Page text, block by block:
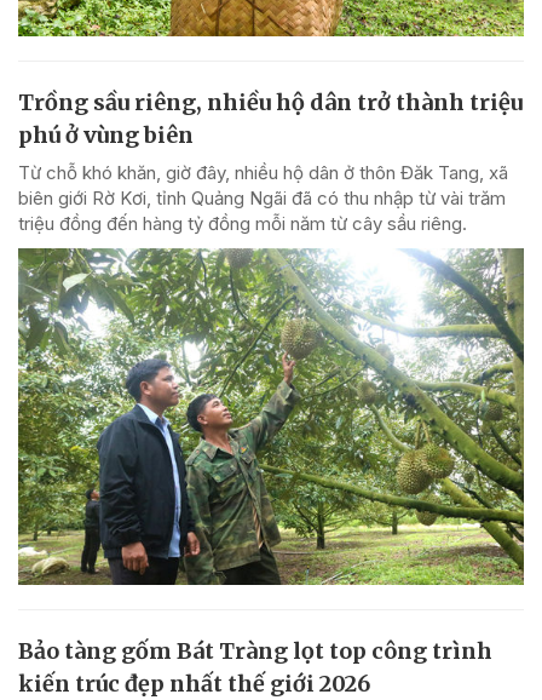
Trồng sầu riêng, nhiều hộ dân trở thành triệu
phú ở vùng biên
Từ chỗ khó khăn, giờ đây, nhiều hộ dân ở thôn Đăk Tang, xã
biên giới Rờ Kơi, tỉnh Quảng Ngãi đã có thu nhập từ vài trăm
triệu đồng đến hàng tỷ đồng mỗi năm từ cây sầu riêng.
Bảo tàng gốm Bát Tràng lọt top công trình
kiến trúc đẹp nhất thế giới 2026